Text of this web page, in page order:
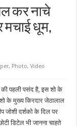
कर नाचे
मचाई धूम,
, Photo,Video
की पहली पसंद है, इस शो के
के मुख्य किरदार जेठालाल
जोशी दर्शको के दिल पर
डिटेल भी जानना चाहते